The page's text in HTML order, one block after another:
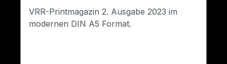
der Vorrat reicht).
VRR-Printmagazin 2. Ausgabe 2023 im
modernen DIN A5 Format.